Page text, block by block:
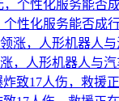
性化服务能否成
，人形机器人与